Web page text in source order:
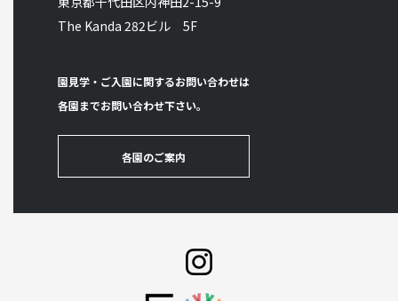
The Kanda 282ビル 5F
園見学・ご入園に関するお問い合わせは
各園までお問い合わせ下さい。
各園のご案内